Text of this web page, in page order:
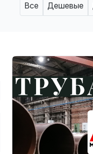
Все
Дешевые